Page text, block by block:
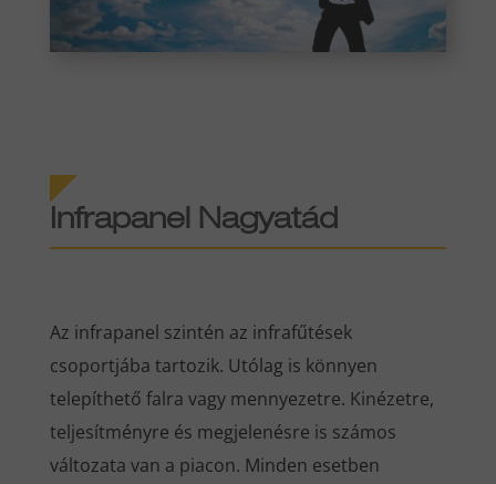
Infrapanel Nagyatád
Az infrapanel szintén az infrafűtések
csoportjába tartozik. Utólag is könnyen
telepíthető falra vagy mennyezetre. Kinézetre,
teljesítményre és megjelenésre is számos
változata van a piacon. Minden esetben